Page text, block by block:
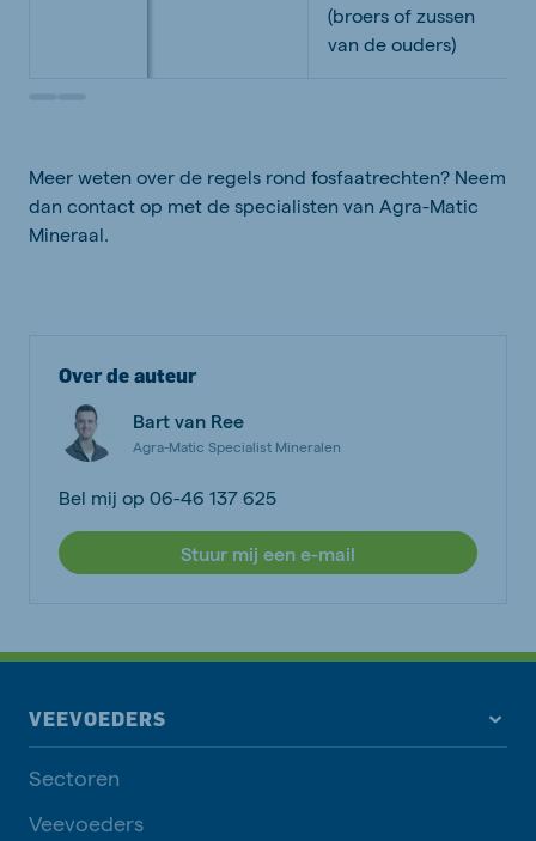
(broers of zussen
van de ouders)
Meer weten over de regels rond fosfaatrechten? Neem
dan contact op met de specialisten van Agra-Matic
Mineraal.
Over de auteur
Bart van Ree
Agra-Matic Specialist Mineralen
Bel mij op 06-46 137 625
Stuur mij een e-mail
VEEVOEDERS
Sectoren
Veevoeders